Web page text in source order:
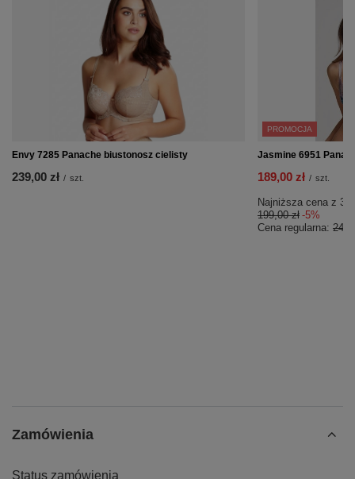
Envy 7285 Panache biustonosz cielisty
239,00 zł / szt.
PROMOCJA
Jasmine 6951
189,00 zł / szt.
Najniższa cena z
199,00 zł -5%
Cena regularna:
Zamówienia
Status zamówienia